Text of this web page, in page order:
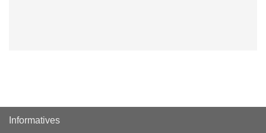
Informatives